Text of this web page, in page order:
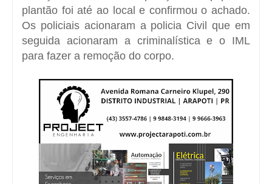
plantão foi até ao local e confirmou o achado.
Os policiais acionaram a policia Civil que em
seguida acionaram a criminalística e o IML
para fazer a remoção do corpo.